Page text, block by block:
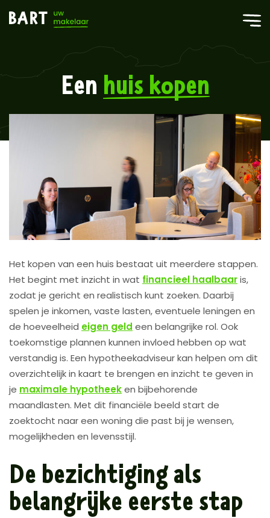
Een huis kopen
Het kopen van een huis bestaat uit meerdere stappen.
Het begint met inzicht in wat financieel haalbaaris,
zodat je gericht en realistisch kunt zoeken. Daarbij
spelen je inkomen, vaste lasten, eventuele leningen en
de hoeveelheid eigen geld een belangrijke rol. Ook
toekomstige plannen kunnen invloed hebben op wat
verstandig is. Een hypotheekadviseur kan helpen om dit
overzichtelijk in kaart te brengen en inzicht te geven in
je maximale hypotheeken bijbehorende
maandlasten. Met dit financiële beeld start de
zoektocht naar een woning die past bij je wensen,
mogelijkheden en levensstijl.
De bezichtiging als
belangrijke eerste stap